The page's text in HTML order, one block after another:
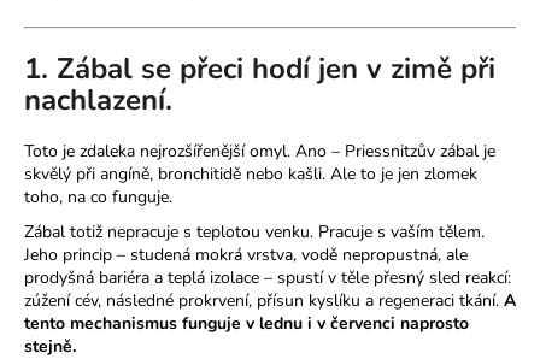
1. Zábal se přeci hodí jen v zimě při
nachlazení.
Toto je zdaleka nejrozšířenější omyl. Ano – Priessnitzův zábal je
skvělý při angíně, bronchitidě nebo kašli. Ale to je jen zlomek
toho, na co funguje.
Zábal totiž nepracuje s teplotou venku. Pracuje s vaším tělem.
Jeho princip – studená mokrá vrstva, vodě nepropustná, ale
prodyšná bariéra a teplá izolace – spustí v těle přesný sled reakcí:
zúžení cév, následné prokrvení, přísun kyslíku a regeneraci tkání. A
tento mechanismus funguje v lednu i v červenci naprosto
stejně.
a
j
í
t
?
HLEDAT